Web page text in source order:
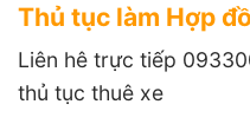
Thủ tục làm Hợp
Liên hê trực tiếp
thủ tục thuê xe